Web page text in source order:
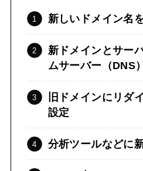
新しいドメイン名
新ドメインとサー
ムサーバー（DNS
旧ドメインにリダ
設定
分析ツールなどに